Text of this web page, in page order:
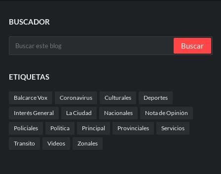
BUSCADOR
ETIQUETAS
Balcarce Vox Coronavirus Culturales Deportes
Interés General La Ciudad Nacionales Nota de Opinión
Policiales Politica Principal Provinciales Servicios
Transito Videos Zonales